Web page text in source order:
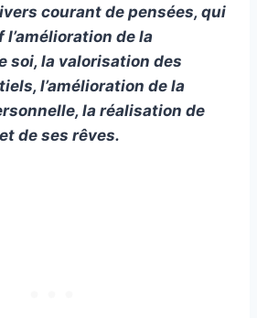
courant de pensées, qui
de la
soi, la valorisation des
l’amélioration de la
la réalisation de
de ses rêves.